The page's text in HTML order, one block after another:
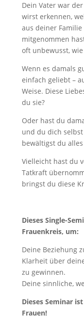
Dein Vater war
wirst erkennen,
aus deiner
mitgenommen
oft unbewusst,
Wenn es damals
einfach geliebt –
Weise. Diese
du sie?
Oder hast du
und du dich
bewältigst du alles
Vielleicht hast du
Tatkraft
bringst du diese
Dieses Single-
Frauenkreis, um:
Deine Beziehung
Klarheit über
zu gewinnen.
Deine sinnliche,
Dieses Seminar
Frauen!